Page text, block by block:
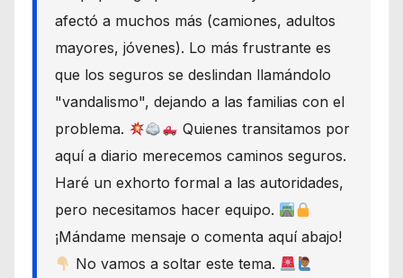
afectó a muchos más (camiones, adultos
mayores, jóvenes). Lo más frustrante es
que los seguros se deslindan llamándolo
"vandalismo", dejando a las familias con el
problema.
Quienes transitamos por
aquí a diario merecemos caminos seguros.
Haré un exhorto formal a las autoridades,
pero necesitamos hacer equipo.
¡Mándame mensaje o comenta aquí abajo!
No vamos a soltar este tema.